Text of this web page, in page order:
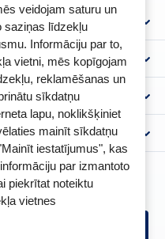
veidojam saturu un
saziņas līdzekļu
Informāciju par to,
vietni, mēs kopīgojam
reklamēšanas un
sīkdatņu
lapu, noklikšķiniet
mainīt sīkdatņu
iestatījumus", kas
par izmantoto
piekrītat noteiktu
vietnes
BENU jaunumus!